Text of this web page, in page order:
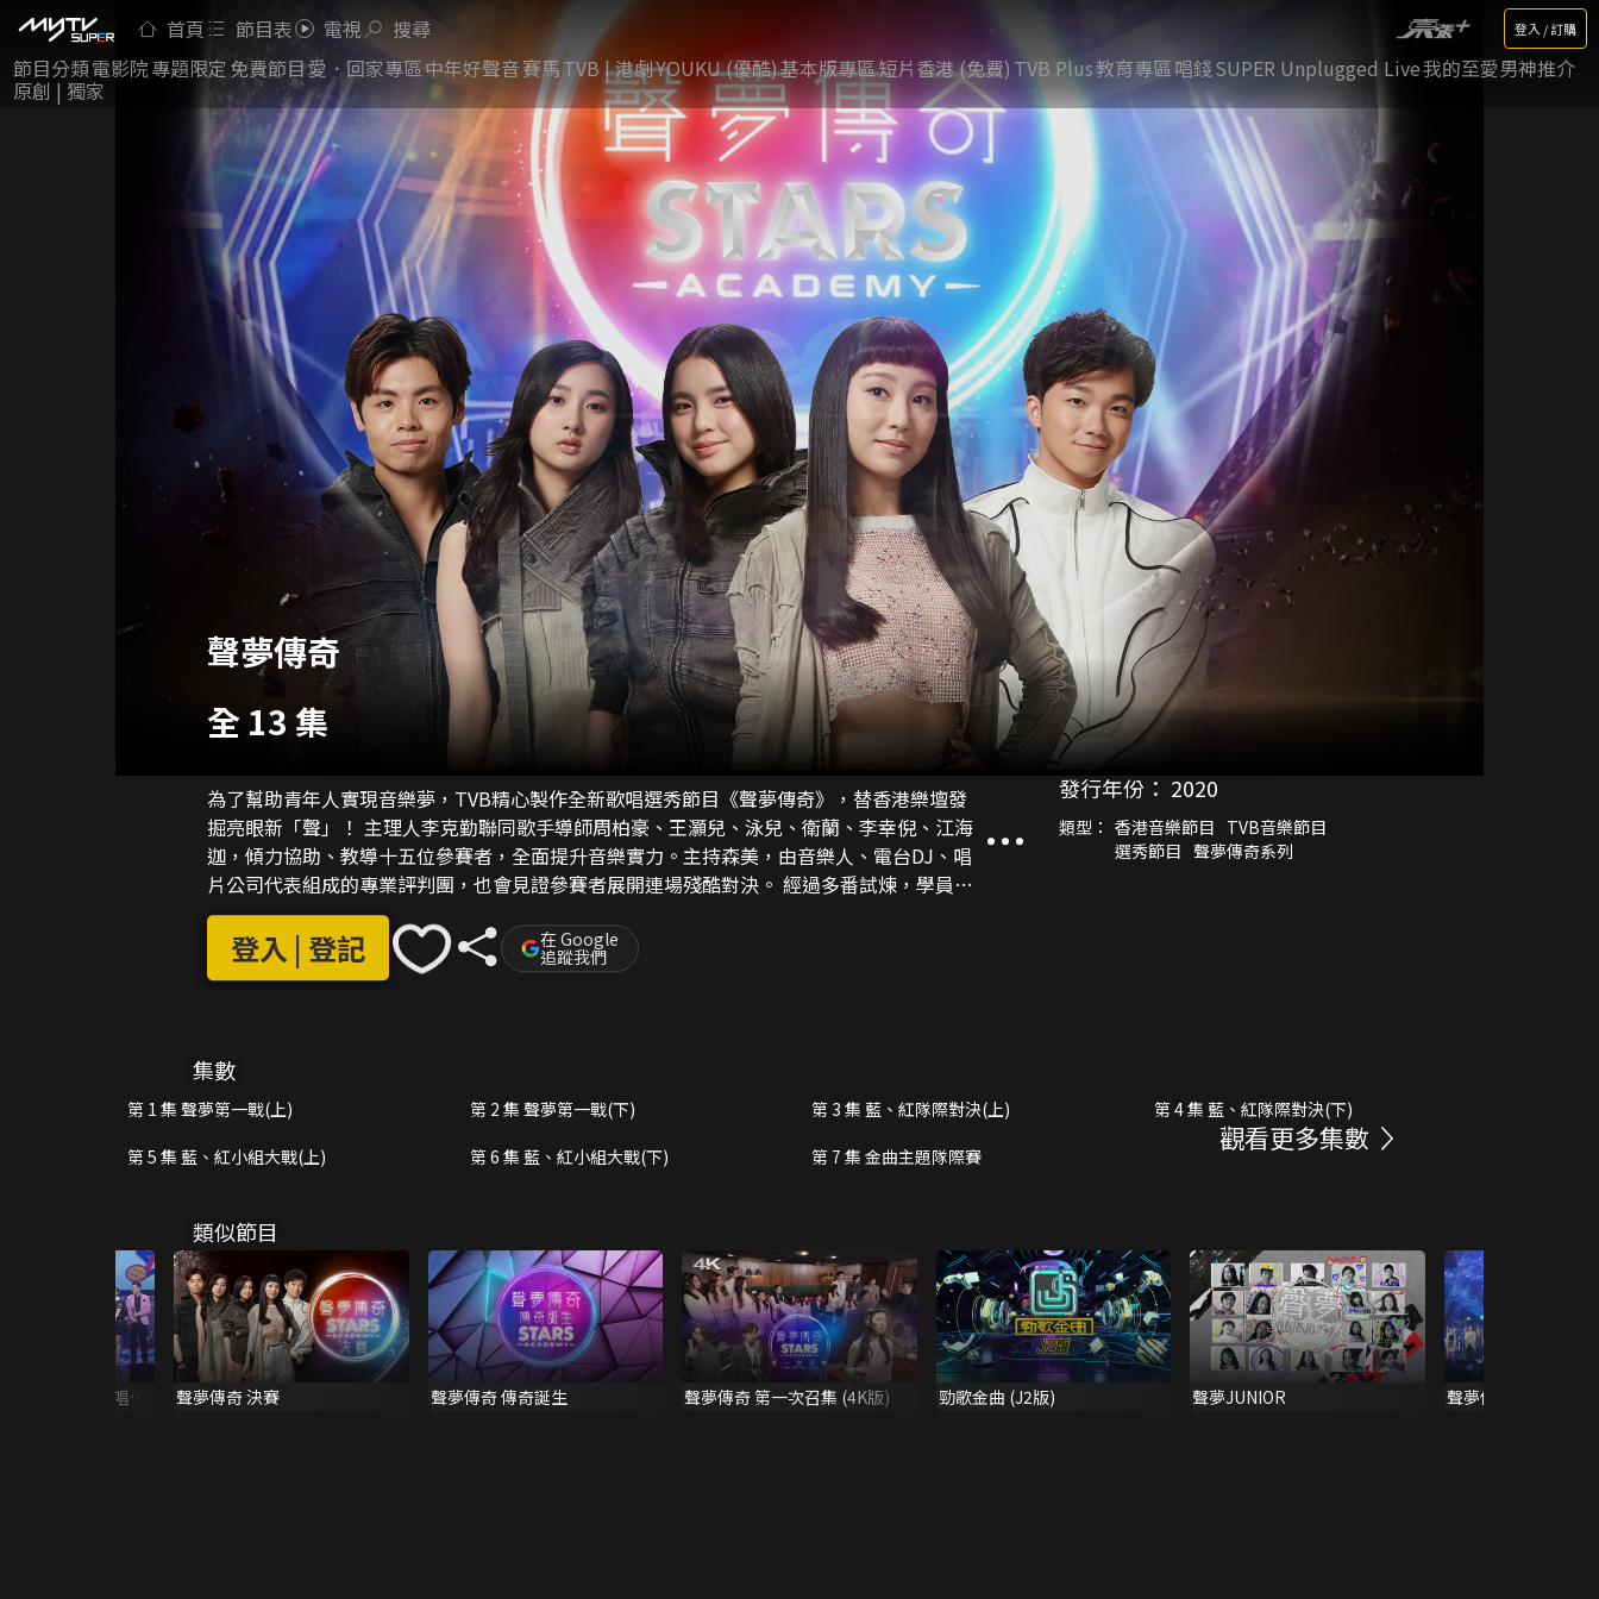
首頁 節目表 電視 搜尋 登入 / 訂購
節目分類電影院專題限定 免費節目愛．回家專區中年好聲音賽馬TVB | 港劇YOUKU (優酷)基本版專區短片香港 (免費) TVB Plus教育專區唱錢SUPER Unplugged Live我的至愛男神推介
原創 | 獨家
聲夢傳奇
全 13 集
為了幫助青年人實現音樂夢，TVB精心製作全新歌唱選秀節目《聲夢傳奇》，替香港樂壇發
掘亮眼新「聲」！ 主理人李克勤聯同歌手導師周柏豪、王灝兒、泳兒、衛蘭、李幸倪、江海
迦，傾力協助、教導十五位參賽者，全面提升音樂實力。主持森美，由音樂人、電台DJ、唱
片公司代表組成的專業評判團，也會見證參賽者展開連場殘酷對決。 經過多番試煉，學員們
不斷自我改進，務求突圍而出，成為耀眼的樂壇新星，追尋屬於自己的音樂傳奇之路！
登入 | 登記 在 Google
追蹤我們
發行年份： 2020
類型： 香港音樂節目 TVB音樂節目
選秀節目 聲夢傳奇系列
集數
第 1 集 聲夢第一戰(上) 第 2 集 聲夢第一戰(下) 第 3 集 藍、紅隊際對決(上)
第 4 集 藍、紅隊際對決(下)
第 5 集 藍、紅小組大戰(上)
第 6 集 藍、紅小組大戰(下) 第 7 集 金曲主題隊際賽
觀看更多集數
類似節目
球華人新秀歌唱大 聲夢傳奇 決賽 聲夢傳奇 傳奇誕生 聲夢傳奇 第一次召集 (4K版) 勁歌金曲 (J2版) 聲夢JUNIOR 聲夢傳奇First Live